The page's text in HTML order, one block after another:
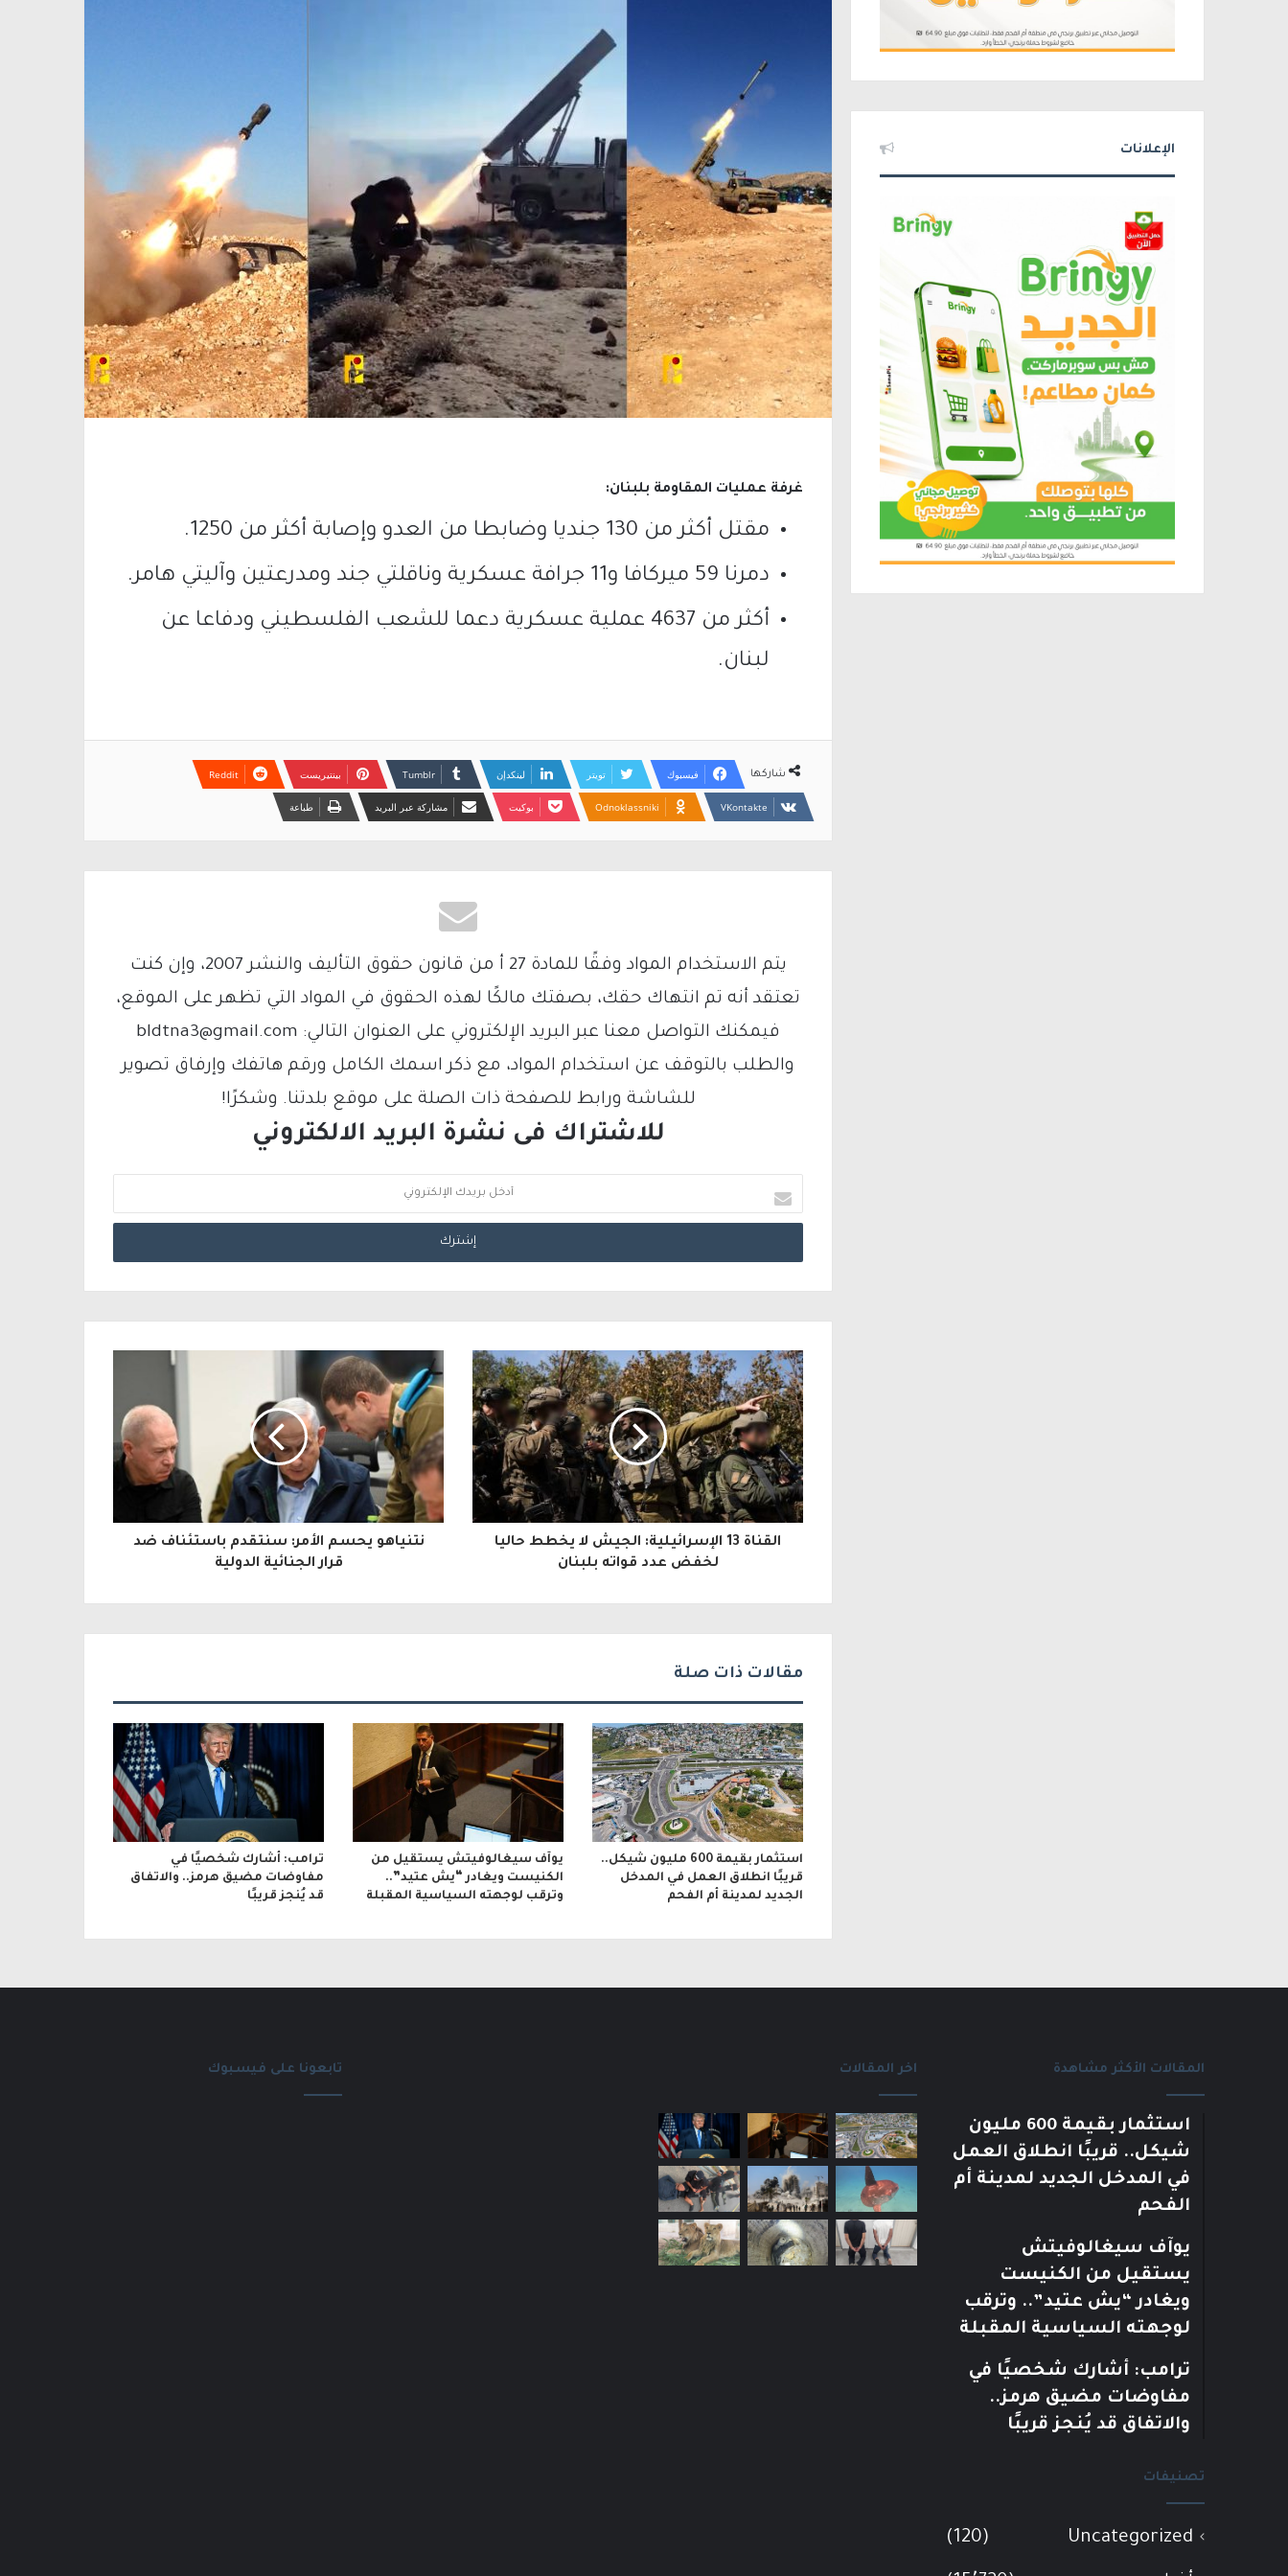
غرفة عمليات المقاومة بلبنان:
مقتل أكثر من 130 جنديا وضابطا من العدو وإصابة أكثر من 1250.
دمرنا 59 ميركافا و11 جرافة عسكرية وناقلتي جند ومدرعتين وآليتي هامر.
أكثر من 4637 عملية عسكرية دعما للشعب الفلسطيني ودفاعا عن
لبنان.
شاركها فيسبوك تويتر لينكدإن بينتيريست
Odnoklassniki بوكيت مشاركة عبر البريد طباعة
يتم الاستخدام المواد وفقًا للمادة 27 أ من قانون حقوق التأليف والنشر 2007، وإن كنت
تعتقد أنه تم انتهاك حقك، بصفتك مالكًا لهذه الحقوق في المواد التي تظهر على الموقع،
فيمكنك التواصل معنا عبر البريد الإلكتروني على العنوان التالي: bldtna3@gmail.com
والطلب بالتوقف عن استخدام المواد، مع ذكر اسمك الكامل ورقم هاتفك وإرفاق تصوير
للشاشة ورابط للصفحة ذات الصلة على موقع بلدتنا. وشكرًا!
للاشتراك فى نشرة البريد الالكتروني
د
خ
ل
ب
ر
ي
د
ك
ا
ل
و
ن
ي
القناة 13 الإسرائيلية: الجيش لا يخطط حاليا
لخفض عدد قواته بلبنان
نتنياهو يحسم الأمر: سنتقدم باستئناف ضد
قرار الجنائية الدولية
مقالات ذات صلة
استثمار بقيمة 600 مليون شيكل..
قريبًا انطلاق العمل في المدخل
الجديد لمدينة أم الفحم
يوآف سيغالوفيتش يستقيل من
الكنيست ويغادر “يش عتيد”..
وترقب لوجهته السياسية المقبلة
ترامب: أشارك شخصيًا في
مفاوضات مضيق هرمز.. والاتفاق
قد يُنجز قريبًا
الإعلانات
المقالات الأكثر مشاهدة
استثمار بقيمة 600 مليون
شيكل.. قريبًا انطلاق العمل
في المدخل الجديد لمدينة أم
الفحم
يوآف سيغالوفيتش
يستقيل من الكنيست
ويغادر “يش عتيد”.. وترقب
لوجهته السياسية المقبلة
ترامب: أشارك شخصيًا في
مفاوضات مضيق هرمز..
والاتفاق قد يُنجز قريبًا
تصنيفات
Uncategorized
(120)
اخر المقالات تابعونا على فيسبوك